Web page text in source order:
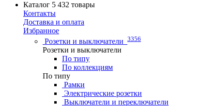
Каталог 5 432 товары
Контакты
Доставка и оплата
Избранное
Розетки и выключатели 3356
Розетки и выключатели
По типу
По коллекциям
По типу
Рамки
Электрические розетки
Выключатели и переключатели